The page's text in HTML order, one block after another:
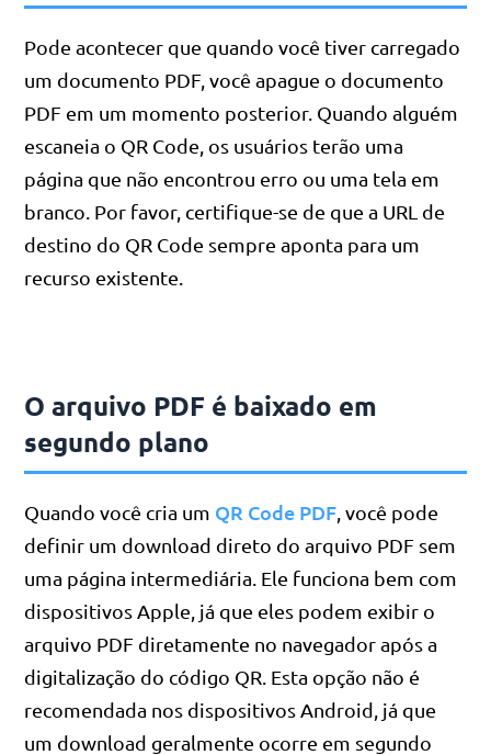
Pode acontecer que quando você tiver carregado
um documento PDF, você apague o documento
PDF em um momento posterior. Quando alguém
escaneia o QR Code, os usuários terão uma
página que não encontrou erro ou uma tela em
branco. Por favor, certifique-se de que a URL de
destino do QR Code sempre aponta para um
recurso existente.
O arquivo PDF é baixado em
segundo plano
Quando você cria um QR Code PDF , você pode
definir um download direto do arquivo PDF sem
uma página intermediária. Ele funciona bem com
dispositivos Apple, já que eles podem exibir o
arquivo PDF diretamente no navegador após a
digitalização do código QR. Esta opção não é
recomendada nos dispositivos Android, já que
um download geralmente ocorre em segundo